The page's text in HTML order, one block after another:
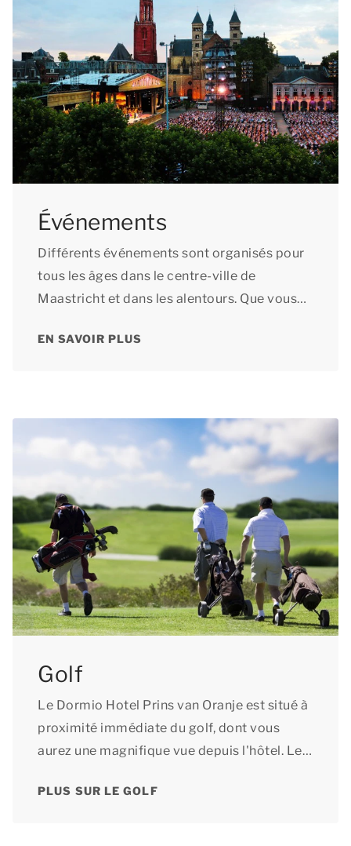
Événements
Différents événements sont organisés pour
tous les âges dans le centre-ville de
Maastricht et dans les alentours. Que vous
pour tous les goûts !
EN SAVOIR PLUS
Golf
Le Dormio Hotel Prins van Oranje est situé à
proximité immédiate du golf, dont vous
aurez une magnifique vue depuis l'hôtel. Le
deux pas de l'hôtel.
PLUS SUR LE GOLF